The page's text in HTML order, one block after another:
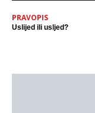
PRAVOPIS
Uslijed ili usljed?